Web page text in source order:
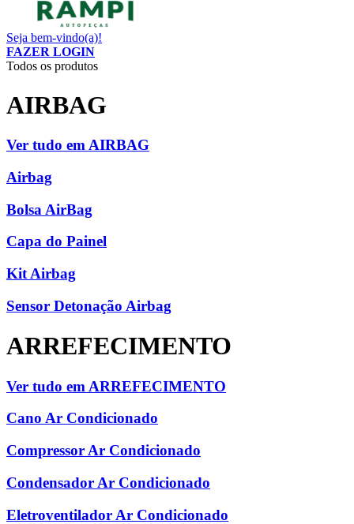
Seja bem-vindo(a)!
FAZER LOGIN
Todos os produtos
AIRBAG
Ver tudo em AIRBAG
Airbag
Bolsa AirBag
Capa do Painel
Kit Airbag
Sensor Detonação Airbag
ARREFECIMENTO
Ver tudo em ARREFECIMENTO
Cano Ar Condicionado
Compressor Ar Condicionado
Condensador Ar Condicionado
Eletroventilador Ar Condicionado